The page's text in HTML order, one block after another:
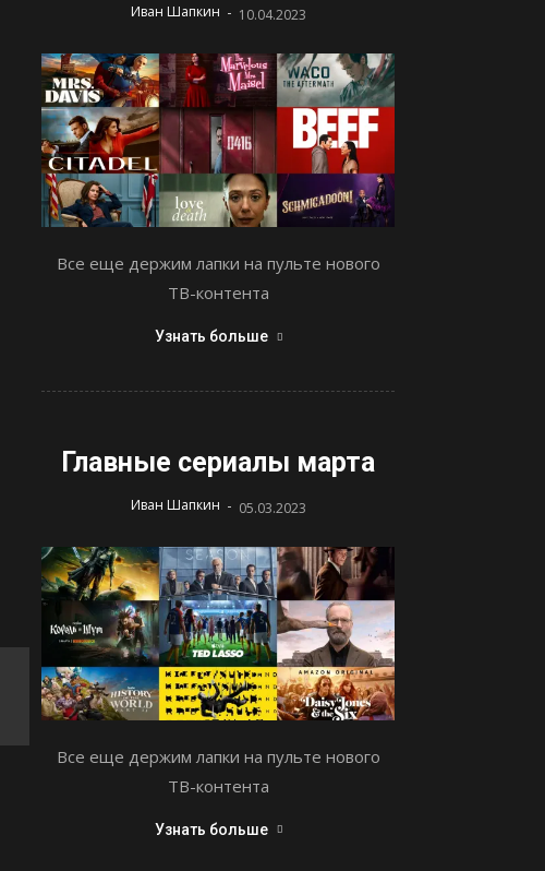
Иван Шапкин - 10.04.2023
Все еще держим лапки на пульте нового
ТВ-контента
Узнать больше
Главные сериалы марта
Иван Шапкин - 05.03.2023
Все еще держим лапки на пульте нового
ТВ-контента
Узнать больше